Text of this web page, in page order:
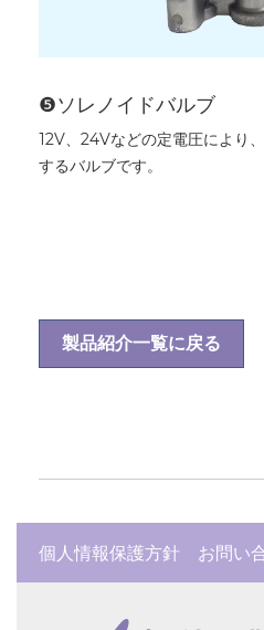
❺ソレノイドバルブ
12V、24Vなどの定電圧により
するバルブです。
製品紹介一覧に戻る
個人情報保護方針 お問い